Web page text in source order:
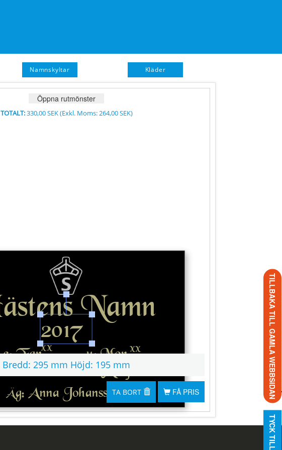
Namnskyltar Kläder
TA BORT FÅ PRIS
Öppna rutmönster
TOTALT:330,00 SEK(Exkl. Moms:264,00 SEK)
Bredd: 295 mm Höjd: 195 mm TILLBAKA TILL GAMLA WEBBSIDAN
TYCK TILL